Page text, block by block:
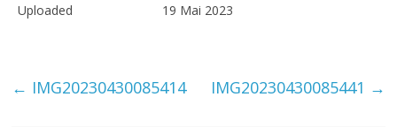
Uploaded
19 Mai 2023
← IMG20230430085414 IMG20230430085441 →